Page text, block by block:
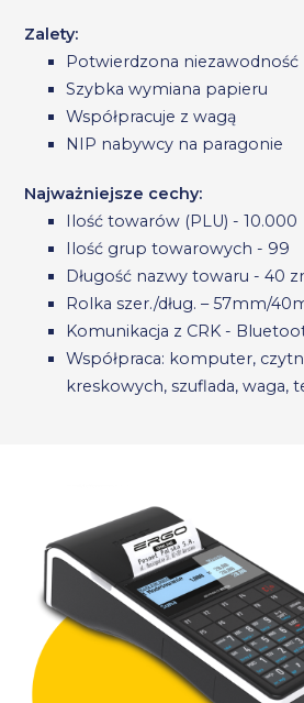
Zalety:
Potwierdzona niezawodność
Szybka wymiana papieru
Współpracuje z wagą
NIP nabywcy na paragonie
Najważniejsze cechy:
Ilość towarów (PLU) - 10.000
Ilość grup towarowych - 99
Długość nazwy towaru - 40
Rolka szer./dług. – 57mm/
Komunikacja z CRK -
Współpraca: komputer,
kreskowych, szuflada, waga,